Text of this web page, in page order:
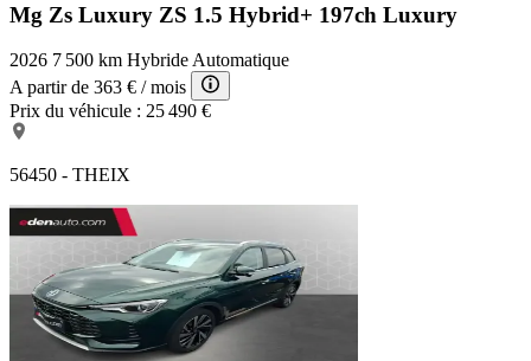
Mg Zs Luxury ZS 1.5 Hybrid+ 197ch Luxury
2026 7 500 km Hybride Automatique
A partir de 363 € / mois
Prix du véhicule : 25 490 €
56450 - THEIX